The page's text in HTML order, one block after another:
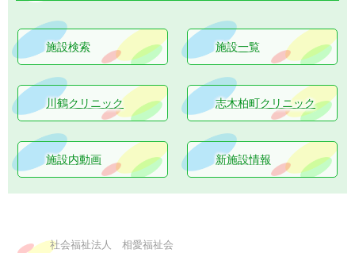
施設検索 施設一覧
川鶴クリニック 志木柏町クリニック
施設内動画 新施設情報
社会福祉法人 相愛福祉会